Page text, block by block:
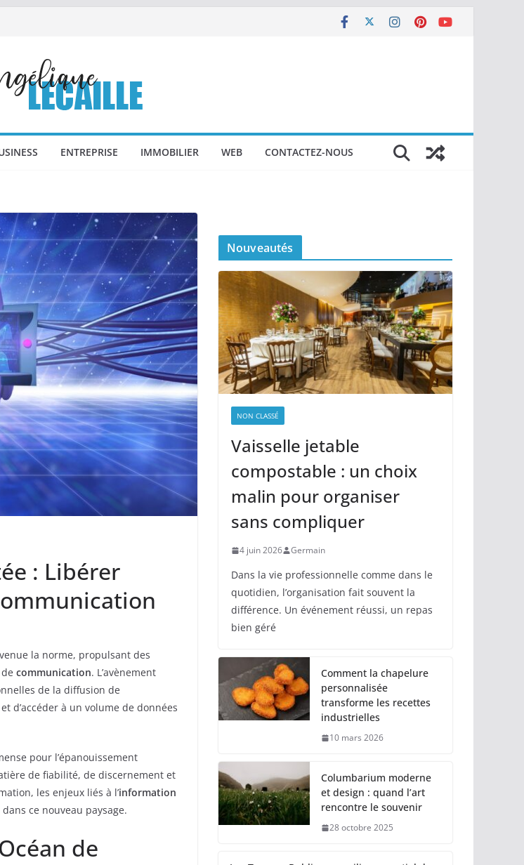
ENTREPRISE IMMOBILIER WEB CONTACTEZ-NOUS
: Libérer
la norme, propulsant des
communication. L’avènement
de la diffusion de
d’accéder à un volume de données
pour l’épanouissement
de fiabilité, de discernement et
les enjeux liés à l’information
dans ce nouveau paysage.
de
Nouveautés
NON CLASSÉ
Vaisselle jetable
compostable : un choix
malin pour organiser
sans compliquer
4 juin 2026 Germain
Dans la vie professionnelle comme dans le
quotidien, l’organisation fait souvent la
différence. Un événement réussi, un repas
bien géré
Comment la chapelure
personnalisée
transforme les recettes
industrielles
10 mars 2026
Columbarium moderne
et design : quand l’art
rencontre le souvenir
28 octobre 2025